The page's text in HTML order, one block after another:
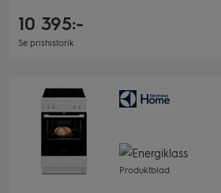
10 395:-
Se prishistorik
Produktblad